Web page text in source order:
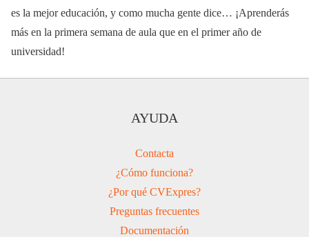
es la mejor educación, y como mucha gente dice… ¡Aprenderás
más en la primera semana de aula que en el primer año de
universidad!
AYUDA
Contacta
¿Cómo funciona?
¿Por qué CVExpres?
Preguntas frecuentes
Documentación